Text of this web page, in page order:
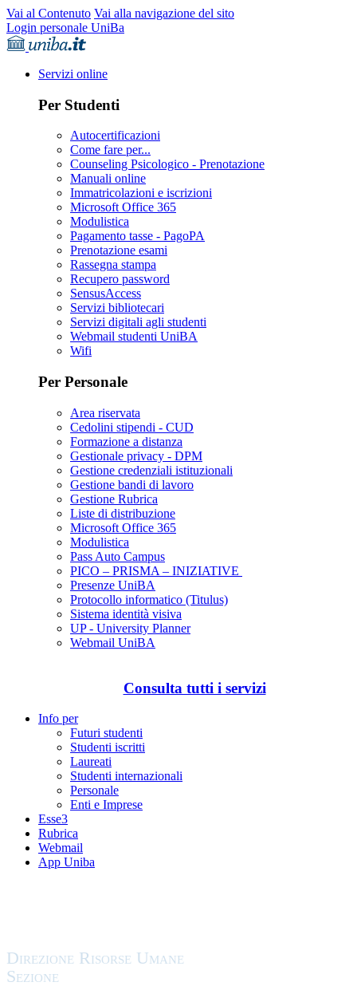
Vai al Contenuto Vai alla navigazione del sito
Login personale UniBa
Servizi online
Per Studenti
Autocertificazioni
Come fare per...
Counseling Psicologico - Prenotazione
Manuali online
Immatricolazioni e iscrizioni
Microsoft Office 365
Modulistica
Pagamento tasse - PagoPA
Prenotazione esami
Rassegna stampa
Recupero password
SensusAccess
Servizi bibliotecari
Servizi digitali agli studenti
Webmail studenti UniBA
Wifi
Per Personale
Area riservata
Cedolini stipendi - CUD
Formazione a distanza
Gestionale privacy - DPM
Gestione credenziali istituzionali
Gestione bandi di lavoro
Gestione Rubrica
Liste di distribuzione
Microsoft Office 365
Modulistica
Pass Auto Campus
PICO – PRISMA – INIZIATIVE
Presenze UniBA
Protocollo informatico (Titulus)
Sistema identità visiva
UP - University Planner
Webmail UniBA
Consulta tutti i servizi
Info per
Futuri studenti
Studenti iscritti
Laureati
Studenti internazionali
Personale
Enti e Imprese
Esse3
Rubrica
Webmail
App Uniba